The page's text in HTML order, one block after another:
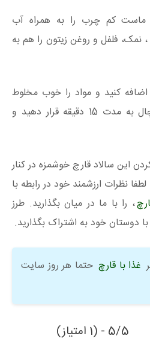
ماست کم چرب را به همراه آب
نمک، فلفل و روغن زیتون را هم به
کنید و مواد را خوب مخلوط
کنید. حال سالاد را در یخچال به مدت 15 دقیقه قرار دهید و
این سالاد قارچ خوشمزه در کنار
نظرات ارزشمند خود در رابطه با
، را با ما در میان بگذارید. طرز
دوستان خود به اشتراک بگذارید.
غذا با قارچ حتما هر روز سایت
5/5 - (1 امتیاز)